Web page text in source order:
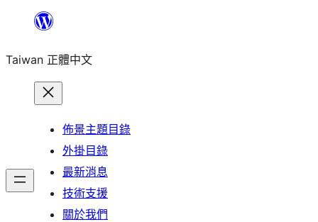
主
Taiwan 正體中文
佈景主題目錄
外掛目錄
最新消息
技術支援
關於我們